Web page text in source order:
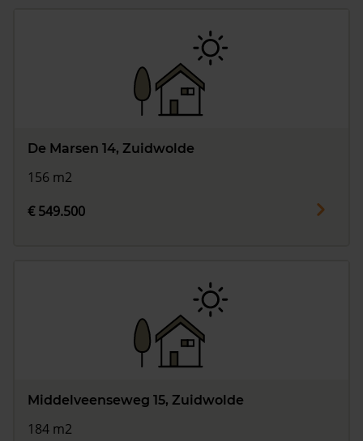
De Marsen 14, Zuidwolde
156 m2
€ 549.500
Middelveenseweg 15, Zuidwolde
184 m2